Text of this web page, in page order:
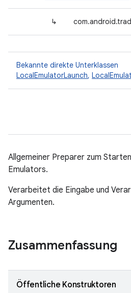
↳
Bekannte direkte Unterklassen
LocalEmulatorLaunch,
Allgemeiner Preparer zum
Emulators.
Verarbeitet die Eingabe und
Argumenten.
Zusammenfassung
Öffentliche Konstruktoren